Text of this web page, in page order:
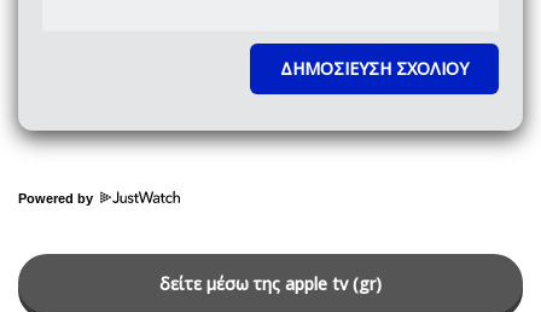
Powered by
δείτε μέσω της apple tv (gr)